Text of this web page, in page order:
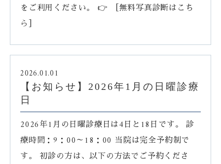
をご利用ください。 👉 ［無料写真診断はこち
ら］
2026.01.01
【お知らせ】2026年1月の日曜診療
日
2026年1月の日曜診療日は4日と18日です。 診
療時間：9：00～18：00 当院は完全予約制で
す。 初診の方は、以下の方法でご予約くださ